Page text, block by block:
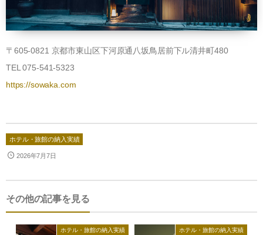
〒 605-0821 京都市東山区下河原通八坂鳥居前下ル清井町480
TEL 075-541-5323
https://sowaka.com
ホテル・旅館の納入実績
2026年7月7日
その他の記事を見る
ホテル・旅館の納入実績 ホテル・旅館の納入実績